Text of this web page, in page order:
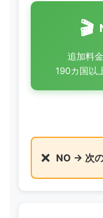
🎬
追加料
190カ国以
❌ NO → 次